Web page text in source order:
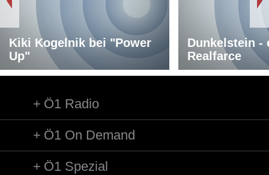
Kiki Kogelnik bei "Power
Up"
Dunkelstein -
Realfarce
Ö1 Radio
Ö1 On Demand
Ö1 Spezial